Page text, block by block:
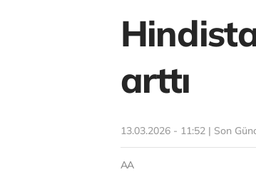
arttı
13.03.2026 - 11:52 | Son
AA